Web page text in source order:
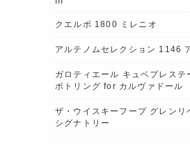
クエルボ 1800 ミレニオ
アルテノムセレクション 1146
ガロティエール キュベプレステ
ボトリング for カルヴァドール
ザ・ウイスキーフープ グレン
シグナトリー